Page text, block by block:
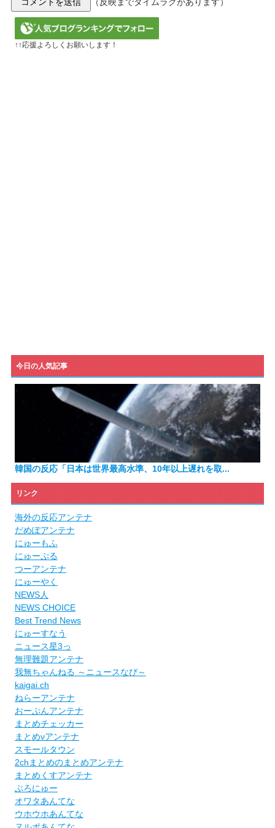
↑↑応援よろしくお願いします！
今日の人気記事
韓国の反応「日本は世界最高水準、10年以上遅れを取...
リンク
海外の反応アンテナ
だめぽアンテナ
にゅーもふ
にゅーぷる
つーアンテナ
にゅーやく
NEWS人
NEWS CHOICE
Best Trend News
にゅーすなう
ニュース星3っ
無理難題アンテナ
我無ちゃんねる ～ニュースなび～
kaigai.ch
ねらーアンテナ
おーぷんアンテナ
まとめチェッカー
まとめνアンテナ
スモールタウン
2chまとめのまとめアンテナ
まとめくすアンテナ
ぶろにゅー
オワタあんてな
ウホウホあんてな